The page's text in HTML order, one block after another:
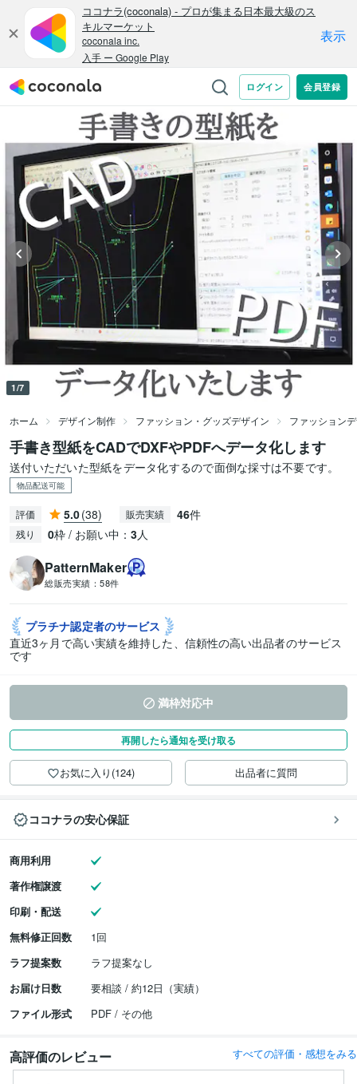
1/7
ホーム デザイン制作 ファッション・グッズデザイン ファッション
手書き型紙をCADでDXFやPDFへデータ化します
送付いただいた型紙をデータ化するので面倒な採寸は不要です。
物品配送可能
評価 5.0(38) 販売実績 46件
残り 0枠 / お願い中： 3人
PatternMaker
総販売実績： 58件
プラチナ認定者のサービス
直近3ヶ月で高い実績を維持した、信頼性の高い出品者のサービス
です
満枠対応中
再開したら通知を受け取る
お気に入り(124) 出品者に質問
ココナラの安心保証
商用利用
著作権譲渡
印刷・配送
無料修正回数
1回
ラフ提案数
ラフ提案なし
お届け日数
要相談 / 約12日（実績）
ファイル形式
PDF / その他
高評価のレビュー すべての評価・感想をみる